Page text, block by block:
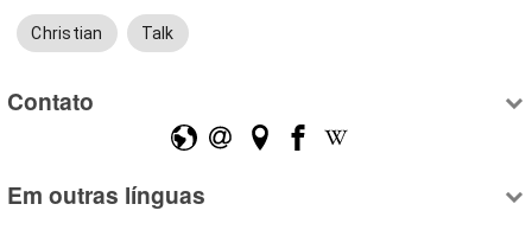
Christian Talk
Contato
Em outras línguas